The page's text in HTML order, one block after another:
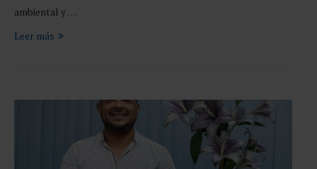
ambiental y …
Leer más